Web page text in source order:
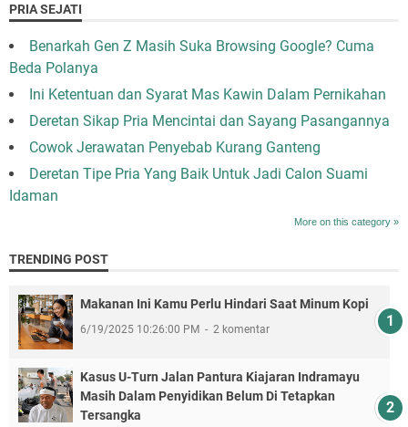
PRIA SEJATI
Benarkah Gen Z Masih Suka Browsing Google? Cuma
Beda Polanya
Ini Ketentuan dan Syarat Mas Kawin Dalam Pernikahan
Deretan Sikap Pria Mencintai dan Sayang Pasangannya
Cowok Jerawatan Penyebab Kurang Ganteng
Deretan Tipe Pria Yang Baik Untuk Jadi Calon Suami
Idaman
More on this category »
TRENDING POST
Makanan Ini Kamu Perlu Hindari Saat Minum Kopi
6/19/2025 10:26:00 PM 2 komentar
Kasus U-Turn Jalan Pantura Kiajaran Indramayu
Masih Dalam Penyidikan Belum Di Tetapkan
Tersangka